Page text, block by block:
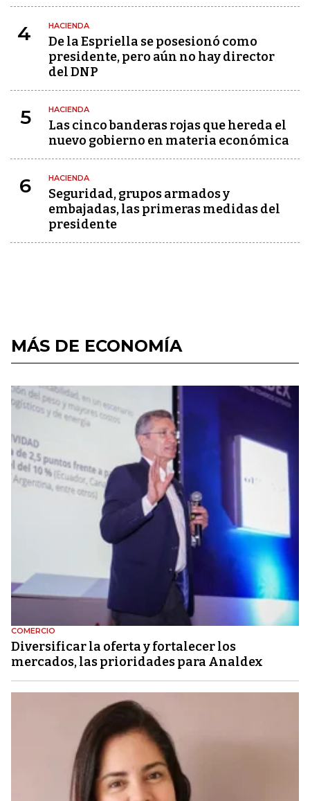
4 HACIENDA
De la Espriella se posesionó como
presidente, pero aún no hay director
del DNP
5 HACIENDA
Las cinco banderas rojas que hereda el
nuevo gobierno en materia económica
6 HACIENDA
Seguridad, grupos armados y
embajadas, las primeras medidas del
presidente
MÁS DE ECONOMÍA
COMERCIO
Diversificar la oferta y fortalecer los
mercados, las prioridades para Analdex